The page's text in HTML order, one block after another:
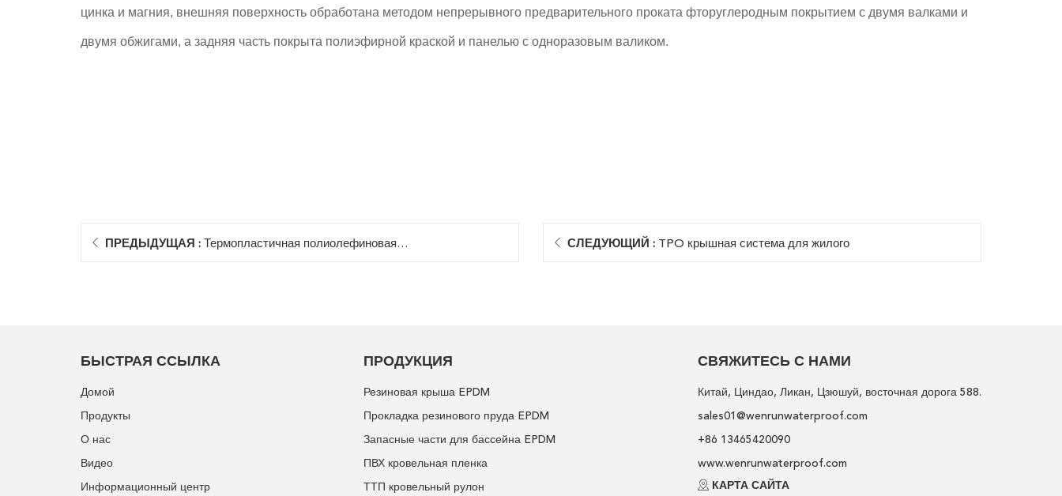
цинка и магния, внешняя поверхность обработана методом непрерывного предварительного проката фторуглеродным покрытием с двумя валками и
двумя обжигами, а задняя часть покрыта полиэфирной краской и панелью с одноразовым валиком.
ПРЕДЫДУЩАЯ : Термопластичная полиолефиновая СЛЕДУЮЩИЙ : TPO крышная система для жилого
БЫСТРАЯ ССЫЛКА
Домой
Продукты
О нас
Видео
Информационный центр
ПРОДУКЦИЯ
Резиновая крыша EPDM
Прокладка резинового пруда EPDM
Запасные части для бассейна EPDM
ПВХ кровельная пленка
ТТП кровельный рулон
СВЯЖИТЕСЬ С НАМИ
Китай, Циндао, Ликан, Цзюшуй, восточная дорога 588.
sales01@wenrunwaterproof.com
+86 13465420090
www.wenrunwaterproof.com
КАРТА САЙТА